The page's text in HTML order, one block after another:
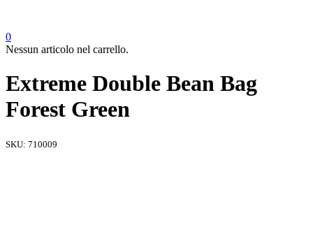
0
Nessun articolo nel carrello.
Extreme Double Bean Bag
Forest Green
SKU: 710009